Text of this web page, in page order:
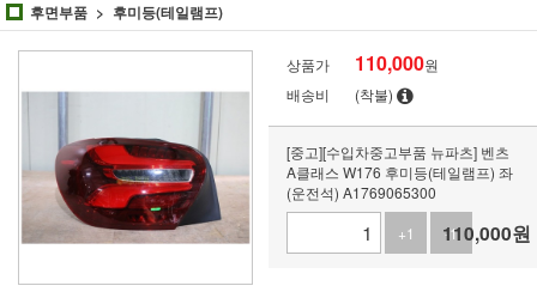
후면부품 후미등(테일램프)
상품가 110,000원
배송비
(착불)
[중고][수입차중고부품 뉴파츠] 벤츠
A클래스 W176 후미등(테일램프) 좌
(운전석) A1769065300
+1
-1
110,000원